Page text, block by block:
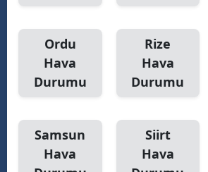
Ordu
Hava
Durumu
Rize
Hava
Durumu
Samsun
Hava
Siirt
Hava